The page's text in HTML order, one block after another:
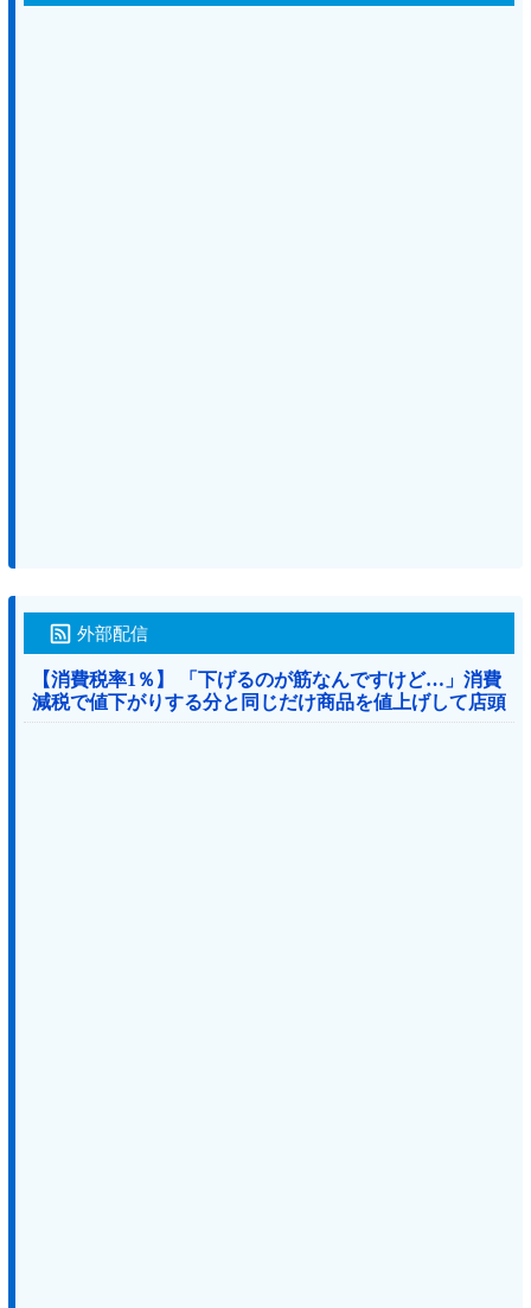
外部配信
【消費税率1％】 「下げるのが筋なんですけど…」消費
減税で値下がりする分と同じだけ商品を値上げして店頭
価格を変えない店も